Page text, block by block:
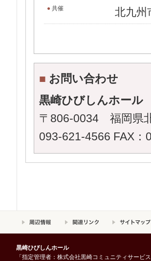
● 共催 北九州
■ お問い合わせ
黒崎ひびしんホール
〒806-0034 福岡県
093-621-4566 FAX：
黒崎ひびしんホール
「指定管理者：株式会社黒崎コミュニティサービス